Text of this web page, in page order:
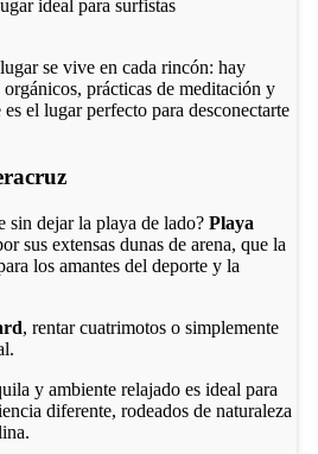
ideal para surfistas
se vive en cada rincón: hay
orgánicos, prácticas de meditación y
el lugar perfecto para desconectarte
sin dejar la playa de lado? Playa
sus extensas dunas de arena, que la
los amantes del deporte y la
, rentar cuatrimotos o simplemente
y ambiente relajado es ideal para
diferente, rodeados de naturaleza